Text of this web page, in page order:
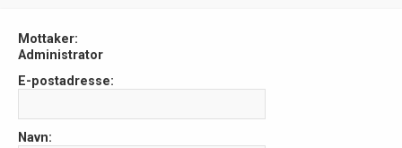
Mottaker:
Administrator
E-postadresse:
Navn: